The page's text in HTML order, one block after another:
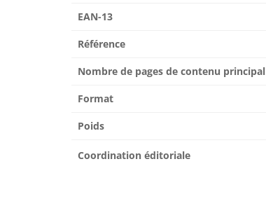
EAN-13
Référence
Nombre de pages de contenu principal
Format
Poids
Coordination éditoriale